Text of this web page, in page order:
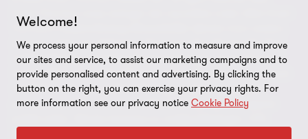
Grant Thornton avses antingen det varumärke under vilket Grant
Thorntons medlemsföretag tillhandahåller tjänster inom revision,
ekonomi, skatt och rådgivning till sina kunder, eller ett eller flera
medlemsföretag, beroende på sammanhanget. Grant Thornton
Sweden AB är ett medlemsföretag i Grant Thornton International
Ltd (GTIL). GTIL och medlemsföretagen utgör inget globalt
partnerskap. GTIL och varje medlemsföretag utgör en separat
Welcome!
We process your personal information to measure and improve
our sites and service, to assist our marketing campaigns and to
provide personalised content and advertising. By clicking the
button on the right, you can exercise your privacy rights. For
more information see our privacy notice Cookie Policy